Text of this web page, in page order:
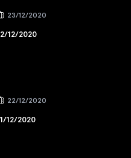
23/12/2020
12/2020
22/12/2020
12/2020